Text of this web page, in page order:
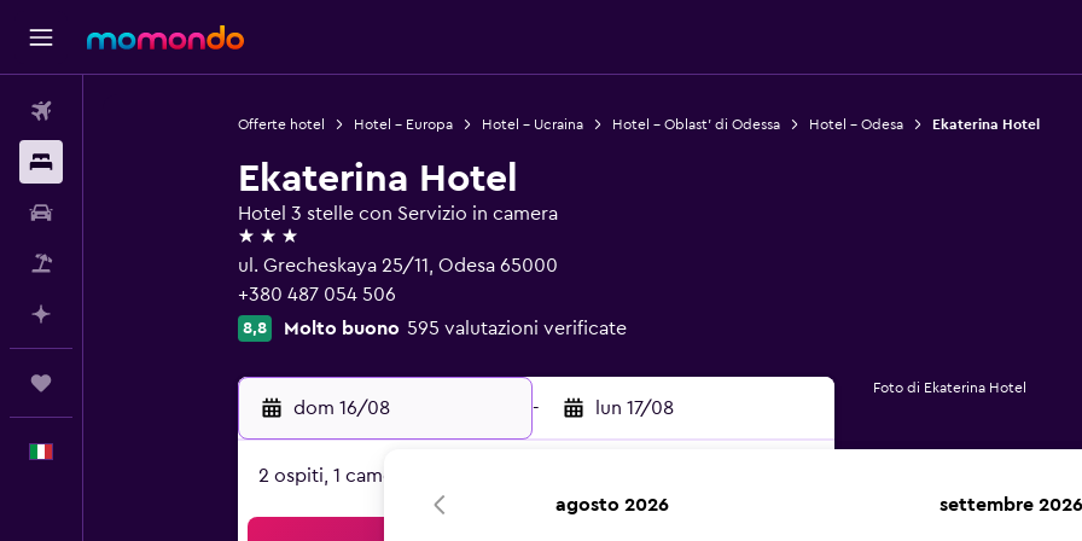
Offerte hotel Hotel - Europa Hotel - Ucraina Hotel - Oblast' di Odessa Hotel - Odesa Ekaterina Hotel
Ekaterina Hotel
Hotel 3 stelle con Servizio in camera
3 stelle
ul. Grecheskaya 25/11, Odesa 65000
+380 487 054 506
8,8 Molto buono 595 valutazioni verificate
dom 16/08 - lun 17/08
2 ospiti, 1 camera
Foto di Ekaterina Hotel
agosto 2026 settembre 2026